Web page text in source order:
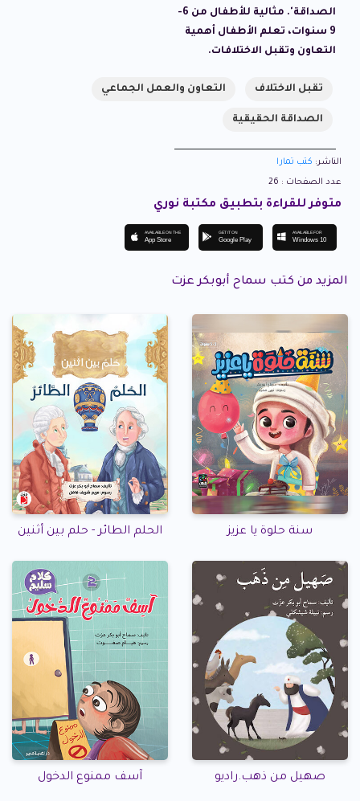
الصداقة'. مثالية للأطفال من 6-
9 سنوات، تعلم الأطفال أهمية
التعاون وتقبل الاختلافات.
تقبل الاختلاف التعاون والعمل الجماعي
الصداقة الحقيقية
الناشر: كتب تمارا
عدد الصفحات : 26
متوفر للقراءة بتطبيق مكتبة نوري
AVAILABLE ON THE
App Store
GET IT ON
Google Play
AVAILABLE FOR
Windows 10
المزيد من كتب سماح أبوبكر عزت
سنة حلوة يا عزيز الحلم الطائر - حلم بين أثنين
صهيل من ذهب.راديو آسف ممنوع الدخول